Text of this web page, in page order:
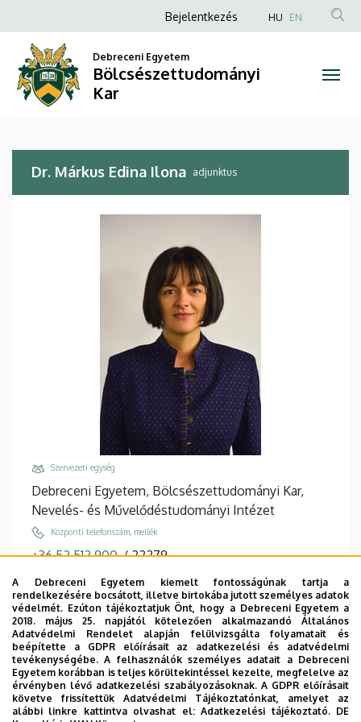
Márkus
Edina
Ilona
Bölcsészettudományi
a
tartalomra
Anonim
fiók
menüje
Bejelentkezés HU EN
Debreceni Egyetem
Bölcsészettudományi
Kar
Dr. Márkus Edina Ilona adjunktus
Szervezeti egység
Debreceni Egyetem, Bölcsészettudományi Kar,
Nevelés- és Művelődéstudományi Intézet
Központi telefonszám, mellék
+36 52 512 900 / 22279
markus.edina@arts.unideb.hu
Cím
4032 Debrecen, Egyetem tér 1.
Épület, emelet, ajtó
Főépület (Egyetem téri Campus), 1. emelet, 139
(iroda)
A Debreceni Egyetem kiemelt fontosságúnak tartja a
rendelkezésére bocsátott, illetve birtokába jutott személyes adatok
védelmét. Ezúton tájékoztatjuk Önt, hogy a Debreceni Egyetem a
2018. május 25. napjától kötelezően alkalmazandó Általános
Adatvédelmi Rendelet alapján felülvizsgálta folyamatait és
beépítette a GDPR előírásait az adatkezelési és adatvédelmi
tevékenységébe. A felhasználók személyes adatait a Debreceni
Egyetem korábban is teljes körültekintéssel kezelte, megfelelve az
érvényben lévő adatkezelési szabályozásoknak. A GDPR előírásait
követve frissítettük Adatvédelmi Tájékoztatónkat, amelyet az
alábbi linkre kattintva olvashat el:Adatkezelési tájékoztató. DE